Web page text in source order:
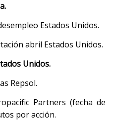
Estados Unidos.
abril Estados Unidos.
Unidos.
Repsol.
Partners (fecha de
por acción.